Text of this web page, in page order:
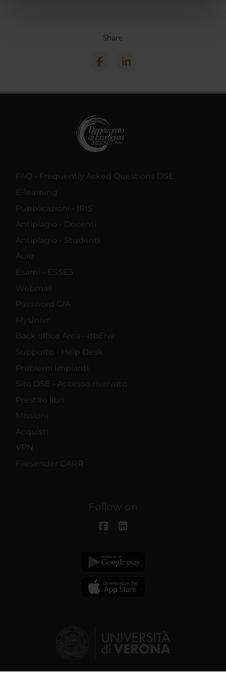
Share
FAQ - Frequently Asked Questions DSE
E-learning
Pubblicazioni - IRIS
Antiplagio - Docenti
Antiplagio - Studenti
Aule
Esami - ESSE3
Webmail
Password GIA
MyUnivr
Back office Area - dbErw
Supporto - Help Desk
Problemi Impianti
Sito DSE - Accesso riservato
Prestito libri
Missioni
Acquisti
VPN
Filesender GARR
Follow on